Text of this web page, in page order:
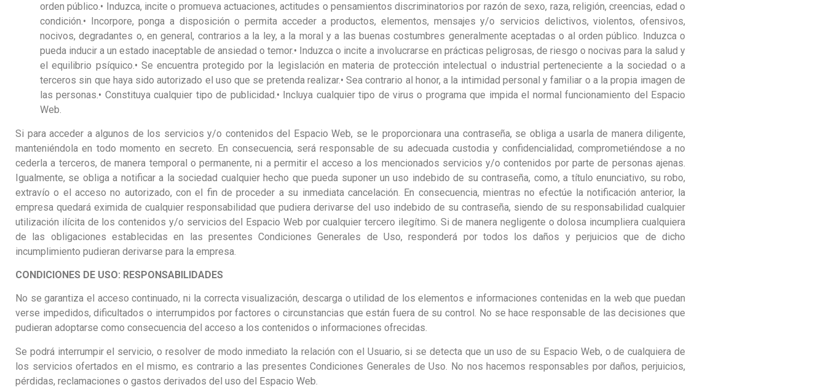
orden público.• Induzca, incite o promueva actuaciones, actitudes o pensamientos discriminatorios por razón de sexo, raza, religión, creencias, edad o
condición.• Incorpore, ponga a disposición o permita acceder a productos, elementos, mensajes y/o servicios delictivos, violentos, ofensivos,
nocivos, degradantes o, en general, contrarios a la ley, a la moral y a las buenas costumbres generalmente aceptadas o al orden público. Induzca o
pueda inducir a un estado inaceptable de ansiedad o temor.• Induzca o incite a involucrarse en prácticas peligrosas, de riesgo o nocivas para la salud y
el equilibrio psíquico.• Se encuentra protegido por la legislación en materia de protección intelectual o industrial perteneciente a la sociedad o a
terceros sin que haya sido autorizado el uso que se pretenda realizar.• Sea contrario al honor, a la intimidad personal y familiar o a la propia imagen de
las personas.• Constituya cualquier tipo de publicidad.• Incluya cualquier tipo de virus o programa que impida el normal funcionamiento del Espacio
Web.
Si para acceder a algunos de los servicios y/o contenidos del Espacio Web, se le proporcionara una contraseña, se obliga a usarla de manera diligente,
manteniéndola en todo momento en secreto. En consecuencia, será responsable de su adecuada custodia y confidencialidad, comprometiéndose a no
cederla a terceros, de manera temporal o permanente, ni a permitir el acceso a los mencionados servicios y/o contenidos por parte de personas ajenas.
Igualmente, se obliga a notificar a la sociedad cualquier hecho que pueda suponer un uso indebido de su contraseña, como, a título enunciativo, su robo,
extravío o el acceso no autorizado, con el fin de proceder a su inmediata cancelación. En consecuencia, mientras no efectúe la notificación anterior, la
empresa quedará eximida de cualquier responsabilidad que pudiera derivarse del uso indebido de su contraseña, siendo de su responsabilidad cualquier
utilización ilícita de los contenidos y/o servicios del Espacio Web por cualquier tercero ilegítimo. Si de manera negligente o dolosa incumpliera cualquiera
de las obligaciones establecidas en las presentes Condiciones Generales de Uso, responderá por todos los daños y perjuicios que de dicho
incumplimiento pudieran derivarse para la empresa.
CONDICIONES DE USO: RESPONSABILIDADES
No se garantiza el acceso continuado, ni la correcta visualización, descarga o utilidad de los elementos e informaciones contenidas en la web que puedan
verse impedidos, dificultados o interrumpidos por factores o circunstancias que están fuera de su control. No se hace responsable de las decisiones que
pudieran adoptarse como consecuencia del acceso a los contenidos o informaciones ofrecidas.
Se podrá interrumpir el servicio, o resolver de modo inmediato la relación con el Usuario, si se detecta que un uso de su Espacio Web, o de cualquiera de
los servicios ofertados en el mismo, es contrario a las presentes Condiciones Generales de Uso. No nos hacemos responsables por daños, perjuicios,
pérdidas, reclamaciones o gastos derivados del uso del Espacio Web.